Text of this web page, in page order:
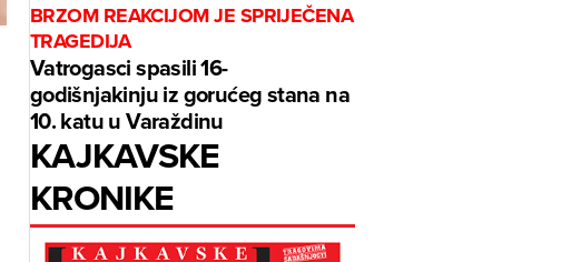
BRZOM REAKCIJOM JE SPRIJEČENA
TRAGEDIJA
Vatrogasci spasili 16-
godišnjakinju iz gorućeg stana na
10. katu u Varaždinu
KAJKAVSKE
KRONIKE